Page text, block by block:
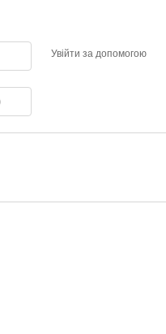
Увійти за допомогою